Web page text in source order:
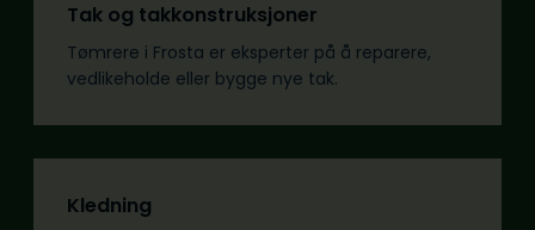
Tak og takkonstruksjoner
Tømrere i Frosta er eksperter på å reparere,
vedlikeholde eller bygge nye tak.
Kledning